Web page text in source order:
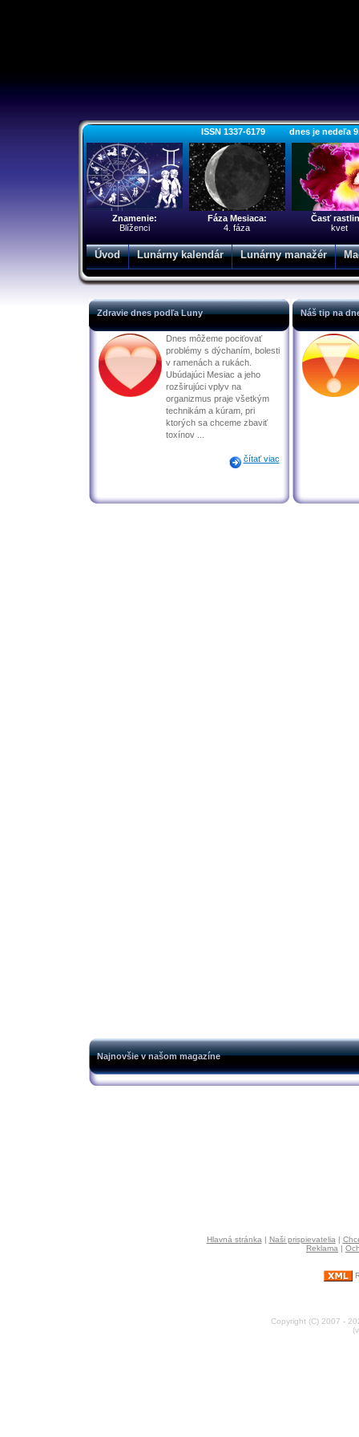
ISSN 1337-6179 dnes je nedeľa 9.
Znamenie:
Blíženci
Fáza Mesiaca:
4. fáza
Časť
kvet
Úvod Lunárny kalendár Lunárny manažér
Zdravie dnes podľa Luny
Dnes môžeme pociťovať
problémy s dýchaním, bolesti
v ramenách a rukách.
Ubúdajúci Mesiac a jeho
rozširujúci vplyv na
organizmus praje všetkým
technikám a kúram, pri
ktorých sa chceme zbaviť
toxínov ...
čítať viac
Náš tip na
Najnovšie v našom magazíne
Hlavná stránka | Naši prispievatelia |
Reklama |
Copyright (C) 2007 -